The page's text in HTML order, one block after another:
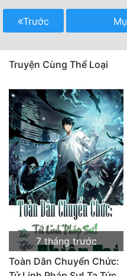
Lịch Sử
Mưu Mô
Ngôn Tình
Ngược
Nữ Cường
Nữ Phụ
Phong Thủy - Tâm Linh
Phương Tây
Phản Phái
Quan Trường
Trước
Truyện Cùng Thể Loại
7 tháng trước
Toàn Dân Chuyển Chức: